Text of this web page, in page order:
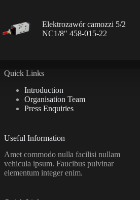
Elektrozawór camozzi 5/2
NC1/8″ 458-015-22
Quick Links
Introduction
Organisation Team
Press Enquiries
Useful Information
Amet commodo nulla facilisi nullam
vehicula ipsum. Faucibus pulvinar
elementum integer enim.